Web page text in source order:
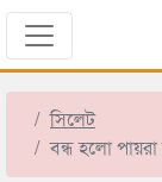
সিলেট
বন্ধ হলো